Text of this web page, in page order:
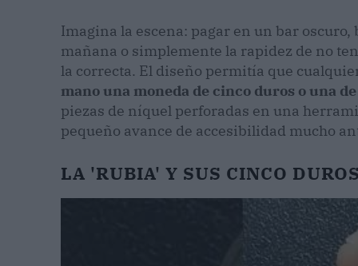
Imagina la escena: pagar en un bar
mañana o simplemente la rapidez de no
la correcta. El diseño permitía que
mano una moneda de cinco duros o una
piezas de níquel perforadas en una
pequeño avance de accesibilidad mucho
LA 'RUBIA' Y SUS CINCO